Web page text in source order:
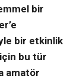
bir
bir etkinlik
bu tür
amatör